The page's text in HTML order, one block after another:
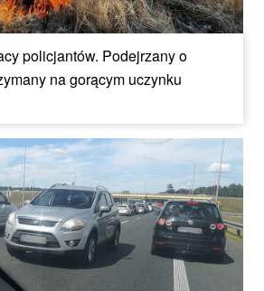
policjantów. Podejrzany o
na gorącym uczynku